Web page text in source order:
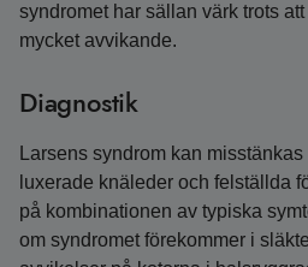
syndromet har sällan värk trots
mycket avvikande.
Diagnostik
Larsens syndrom kan
luxerade knäleder och felställda
på kombinationen av typiska
om syndromet förekommer i